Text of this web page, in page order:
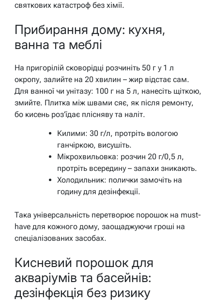
святкових катастроф без хімії.
Прибирання дому: кухня,
ванна та меблі
На пригорілій сковорідці розчиніть 50 г у 1 л
окропу, залийте на 20 хвилин – жир відстає сам.
Для ванної чи унітазу: 100 г на 5 л, нанесіть щіткою,
змийте. Плитка між швами сяє, як після ремонту,
бо кисень роз’їдає плісняву та наліт.
Килими: 30 г/л, протріть вологою
ганчіркою, висушіть.
Мікрохвильовка: розчин 20 г/0,5 л,
протріть всередину – запахи зникають.
Холодильник: полички замочіть на
годину для дезінфекції.
Така універсальність перетворює порошок на must-
have для кожного дому, заощаджуючи гроші на
спеціалізованих засобах.
Кисневий порошок для
акваріумів та басейнів:
дезінфекція без ризику